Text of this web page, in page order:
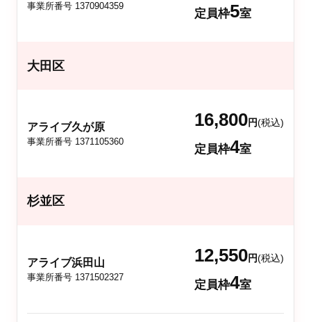
事業所番号 1370904359
定員枠5室
大田区
アライブ久が原
事業所番号 1371105360
16,800円(税込)
定員枠4室
杉並区
アライブ浜田山
事業所番号 1371502327
12,550円(税込)
定員枠4室